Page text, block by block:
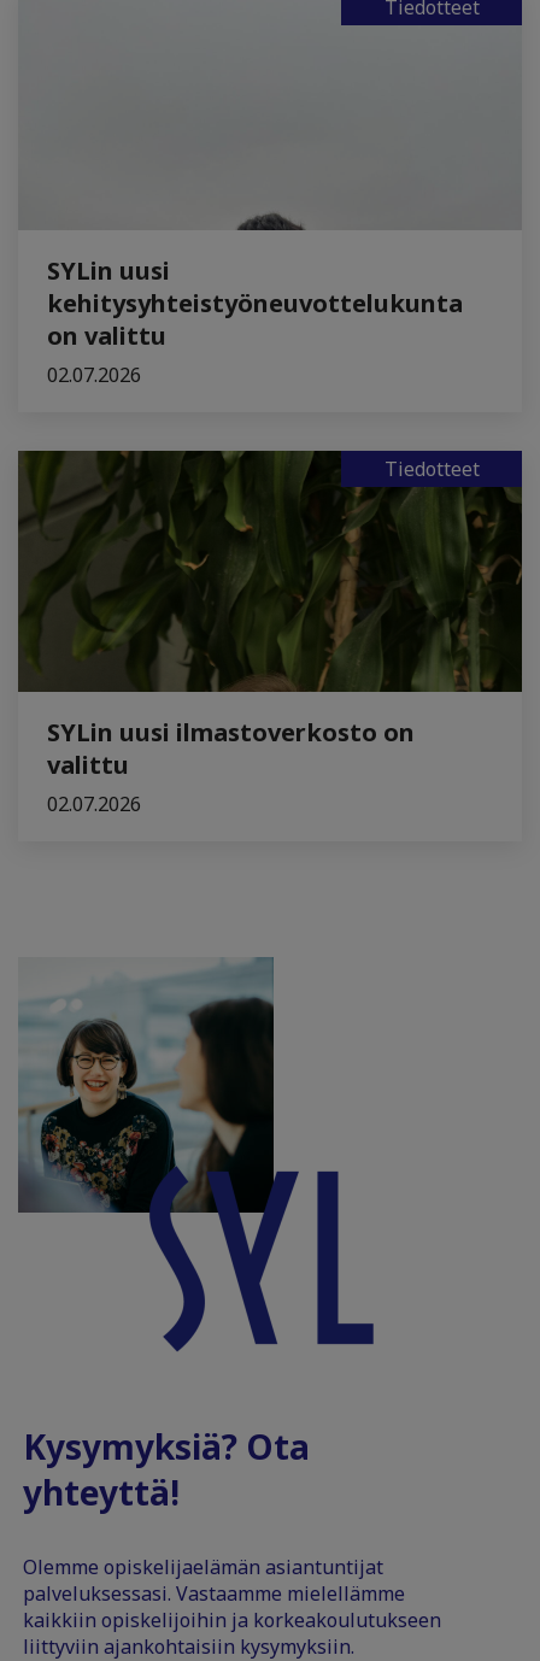
Tiedotteet
SYLin uusi
kehitysyhteistyöneuvottelukunta
on valittu
02.07.2026
Tiedotteet
SYLin uusi ilmastoverkosto on
valittu
02.07.2026
Kysymyksiä? Ota
yhteyttä!
Olemme opiskelijaelämän asiantuntijat
palveluksessasi. Vastaamme mielellämme
kaikkiin opiskelijoihin ja korkeakoulutukseen
liittyviin ajankohtaisiin kysymyksiin.